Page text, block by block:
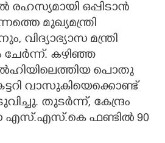
ഒപ്പിടാൻ
മുഖ്യമന്ത്രി
വിദ്യാഭ്യാസ മന്ത്രി
ചേർന്ന്. കഴിഞ്ഞ
പൊതു
വാസുകിയെക്കൊണ്ട്
തുടർന്ന്, കേന്ദ്രം
എസ്.എസ്.കെ ഫണ്ടിൽ 90